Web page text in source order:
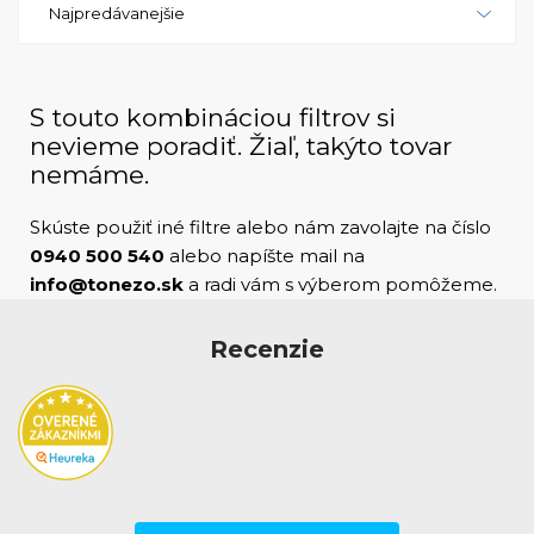
tou správnou voľbou. Je to spoľahlivé zariadenie,
dokumenty, marketingové materiály alebo
fotografie, táto tlačiareň vám poskytne všetko, čo
potrebujete pre profesionálnu farebnú tlač vo vašej
kancelárii.
Najpredávanejšie
S touto kombináciou filtrov si
nevieme poradiť. Žiaľ, takýto tovar
nemáme.
Skúste použiť iné filtre alebo nám zavolajte na číslo
0940 500 540 alebo napíšte mail na
info@tonezo.sk a radi vám s výberom pomôžeme.
Recenzie